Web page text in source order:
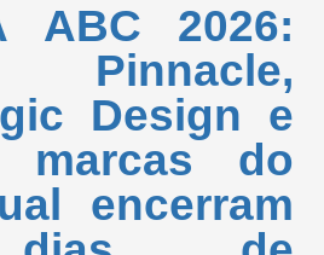
ABC 2026:
Pinnacle,
Design e
marcas do
encerram